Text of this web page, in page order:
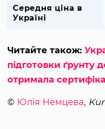
Середня ціна в
Україні
Читайте також:
підготовки ґрунту
отримала
© Юлія Немцева,